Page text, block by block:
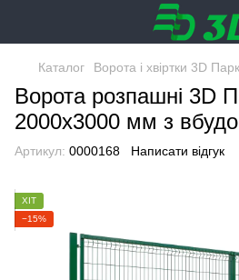
Каталог Ворота і хвіртки 3D
Ворота розпашні 3D
2000х3000 мм з
Артикул: 0000168 Написати відгук
ХІТ
−15%